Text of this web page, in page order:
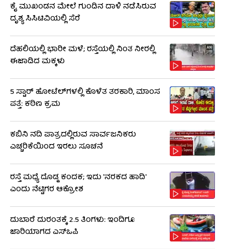
ಕೈ ಮುಖಂಡನ ಮೇಲೆ ಗುಂಡಿನ ದಾಳಿ ನಡೆಸಿರುವ
ದೃಶ್ಯ ಸಿಸಿಟಿವಿಯಲ್ಲಿ ಸೆರೆ
ದೆಹಲಿಯಲ್ಲಿ ಭಾರೀ ಮಳೆ; ರಸ್ತೆಯಲ್ಲಿ ನಿಂತ ನೀರಲ್ಲಿ
ಈಜಾಡಿದ ಮಕ್ಕಳು
5 ಸ್ಟಾರ್ ಹೋಟೆಲ್​​ಗಳಲ್ಲಿ ಕೊಳೆತ ತರಕಾರಿ, ಮಾಂಸ
ಪತ್ತೆ: ಕಠಿಣ ಕ್ರಮ
ಕಬಿನಿ ನದಿ ಪಾತ್ರದಲ್ಲಿರುವ ಸಾರ್ವಜನಿಕರು
ಎಚ್ಚರಿಕೆಯಿಂದ ಇರಲು ಸೂಚನೆ
ರಸ್ತೆ ಮಧ್ಯೆ ದೊಡ್ಡ ಕಂದಕ; ಇದು 'ನರಕದ ಹಾದಿ'
ಎಂದು ನೆಟ್ಟಿಗರ ಆಕ್ರೋಶ
ದುಬಾರೆ ದುರಂತಕ್ಕೆ 2.5 ತಿಂಗಳು: ಇಂದಿಗೂ
ಜಾರಿಯಾಗದ ಎಸ್‌ಒಪಿ